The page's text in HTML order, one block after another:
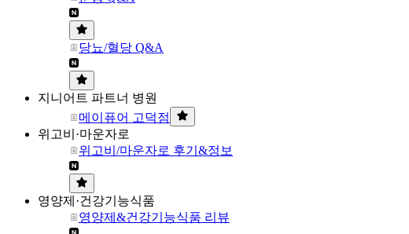
당뇨/혈당 Q&A
지니어트 파트너 병원
메이퓨어 고덕점
위고비·마운자로
위고비/마운자로 후기&정보
영양제·건강기능식품
영양제&건강기능식품 리뷰